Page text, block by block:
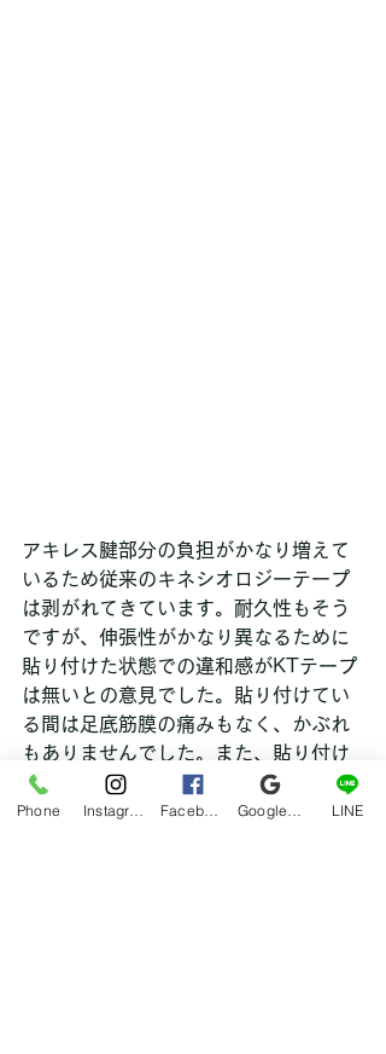
アキレス腱部分の負担がかなり増えて
いるため従来のキネシオロジーテープ
は剥がれてきています。耐久性もそう
ですが、伸張性がかなり異なるために
貼り付けた状態での違和感がKTテープ
は無いとの意見でした。貼り付けてい
る間は足底筋膜の痛みもなく、かぶれ
もありませんでした。また、貼り付け
ていただけですが自然と足底筋膜の痛
みも軽減されていました。
Phone LINE